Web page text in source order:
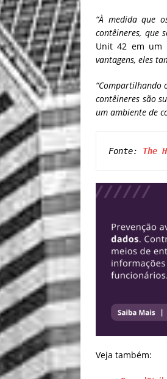
“À medida que
contêineres, que
Unit 42 em um
vantagens, eles
“Compartilhando
contêineres são
um ambiente de
Fonte: The
Veja também: